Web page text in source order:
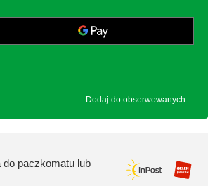
Dodaj do obserwowanych
do paczkomatu lub